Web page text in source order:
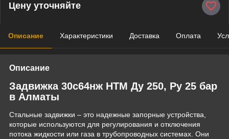
Цену уточняйте
Описание Характеристики Доставка Оплата
Описание
Задвижка 30c64нж НТМ Ду 250, Ру 25 бар
в Алматы
Стальные задвижки – это надежные запорные устройства,
которые используются для регулирования и отключения
потока жидкости или газа в трубопроводных системах. Они